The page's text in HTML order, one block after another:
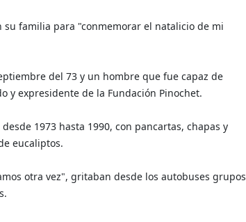
su familia para "conmemorar el natalicio de mi
del 73 y un hombre que fue capaz de
expresidente de la Fundación Pinochet.
1973 hasta 1990, con pancartas, chapas y
eucaliptos.
otra vez", gritaban desde los autobuses grupos